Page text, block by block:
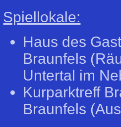
Spiellokale:
Haus des
Braunfels
Untertal im
Kurparktreff
Braunfels